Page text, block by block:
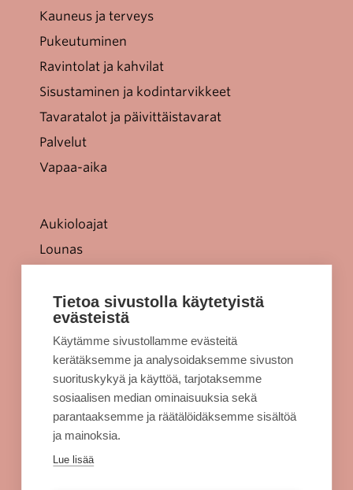
Kauneus ja terveys
Pukeutuminen
Ravintolat ja kahvilat
Sisustaminen ja kodintarvikkeet
Tavaratalot ja päivittäistavarat
Palvelut
Vapaa-aika
Aukioloajat
Lounas
Jellonaparkki lapsille
Kulkuyhteydet
Rekisteriseloste
Evästeet
Sellon intra
Alko Espoo
Tietoa sivustolla käytetyistä
evästeistä
Käytämme sivustollamme evästeitä
kerätäksemme ja analysoidaksemme sivuston
suorituskykyä ja käyttöä, tarjotaksemme
sosiaalisen median ominaisuuksia sekä
parantaaksemme ja räätälöidäksemme sisältöä
ja mainoksia.
Lue lisää